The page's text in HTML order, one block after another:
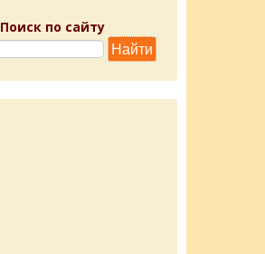
Поиск по сайту